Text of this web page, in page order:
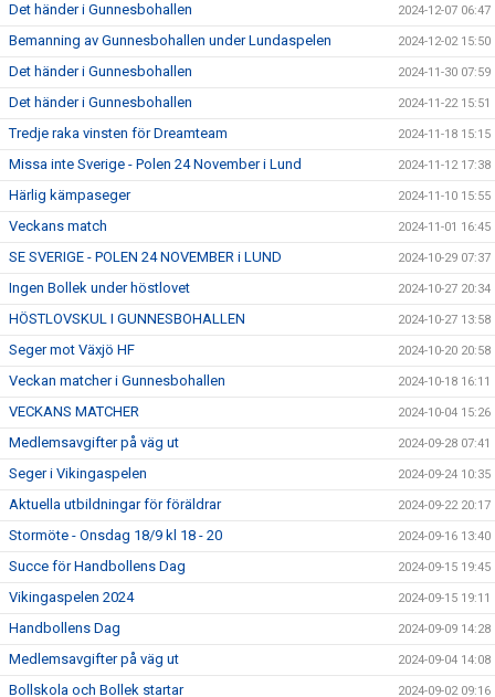
Det händer i Gunnesbohallen 2024-12-07 06:47
Bemanning av Gunnesbohallen under Lundaspelen 2024-12-02 15:50
Det händer i Gunnesbohallen 2024-11-30 07:59
Det händer i Gunnesbohallen 2024-11-22 15:51
Tredje raka vinsten för Dreamteam 2024-11-18 15:15
Missa inte Sverige - Polen 24 November i Lund 2024-11-12 17:38
Härlig kämpaseger 2024-11-10 15:55
Veckans match 2024-11-01 16:45
SE SVERIGE - POLEN 24 NOVEMBER i LUND 2024-10-29 07:37
Ingen Bollek under höstlovet 2024-10-27 20:34
HÖSTLOVSKUL I GUNNESBOHALLEN 2024-10-27 13:58
Seger mot Växjö HF 2024-10-20 20:58
Veckan matcher i Gunnesbohallen 2024-10-18 16:11
VECKANS MATCHER 2024-10-04 15:26
Medlemsavgifter på väg ut 2024-09-28 07:41
Seger i Vikingaspelen 2024-09-24 10:35
Aktuella utbildningar för föräldrar 2024-09-22 20:17
Stormöte - Onsdag 18/9 kl 18 - 20 2024-09-16 13:40
Succe för Handbollens Dag 2024-09-15 19:45
Vikingaspelen 2024 2024-09-15 19:11
Handbollens Dag 2024-09-09 14:28
Medlemsavgifter på väg ut 2024-09-04 14:08
Bollskola och Bollek startar 2024-09-02 09:16